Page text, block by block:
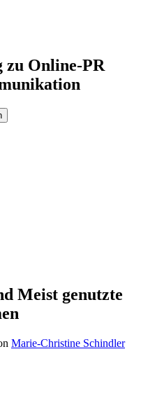
zu Online-PR
Meist genutzte
Marie-Christine Schindler